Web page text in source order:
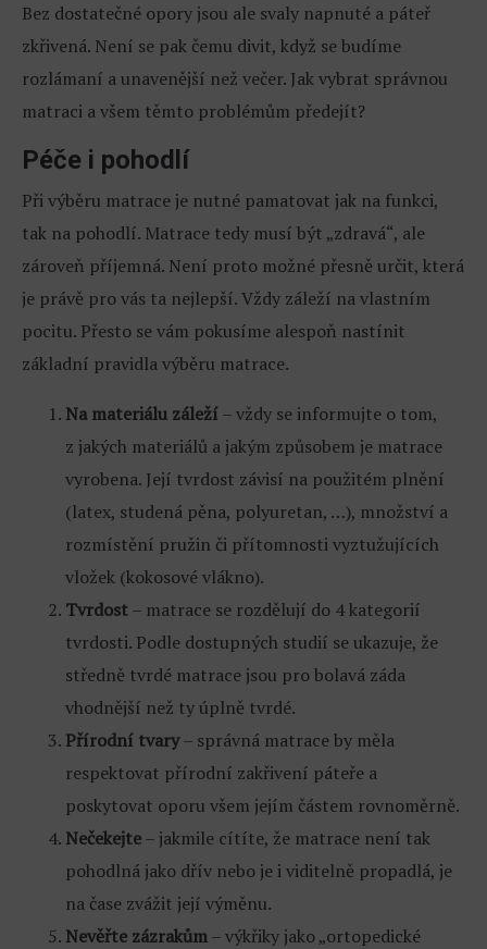
Bez dostatečné opory jsou ale svaly napnuté a páteř
zkřivená. Není se pak čemu divit, když se budíme
rozlámaní a unavenější než večer. Jak vybrat správnou
matraci a všem těmto problémům předejít?
Péče i pohodlí
Při výběru matrace je nutné pamatovat jak na funkci,
tak na pohodlí. Matrace tedy musí být „zdravá“, ale
zároveň příjemná. Není proto možné přesně určit, která
je právě pro vás ta nejlepší. Vždy záleží na vlastním
pocitu. Přesto se vám pokusíme alespoň nastínit
základní pravidla výběru matrace.
Na materiálu záleží– vždy se informujte o tom,
z jakých materiálů a jakým způsobem je matrace
vyrobena. Její tvrdost závisí na použitém plnění
(latex, studená pěna, polyuretan, …), množství a
rozmístění pružin či přítomnosti vyztužujících
vložek (kokosové vlákno).
Tvrdost– matrace se rozdělují do 4 kategorií
tvrdosti. Podle dostupných studií se ukazuje, že
středně tvrdé matrace jsou pro bolavá záda
vhodnější než ty úplně tvrdé.
Přírodní tvary– správná matrace by měla
respektovat přírodní zakřivení páteře a
poskytovat oporu všem jejím částem rovnoměrně.
Nečekejte– jakmile cítíte, že matrace není tak
pohodlná jako dřív nebo je i viditelně propadlá, je
na čase zvážit její výměnu.
Nevěřte zázrakům– výkřiky jako „ortopedické